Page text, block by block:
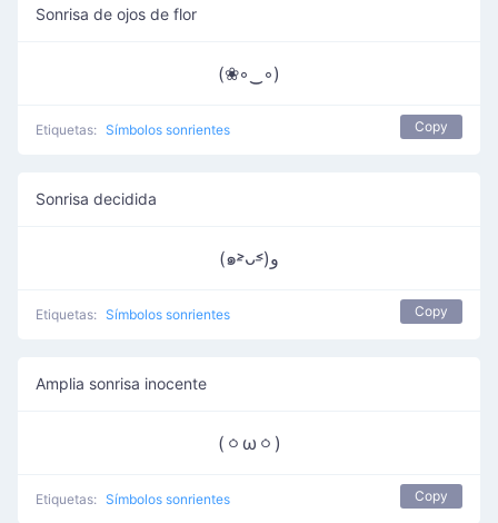
Sonrisa de ojos de flor
(❀◦‿◦)
Etiquetas: Símbolos sonrientes Copy
Sonrisa decidida
(๑˃̵ᴗ˂̵)و
Etiquetas: Símbolos sonrientes Copy
Amplia sonrisa inocente
(ㆁωㆁ)
Etiquetas: Símbolos sonrientes Copy